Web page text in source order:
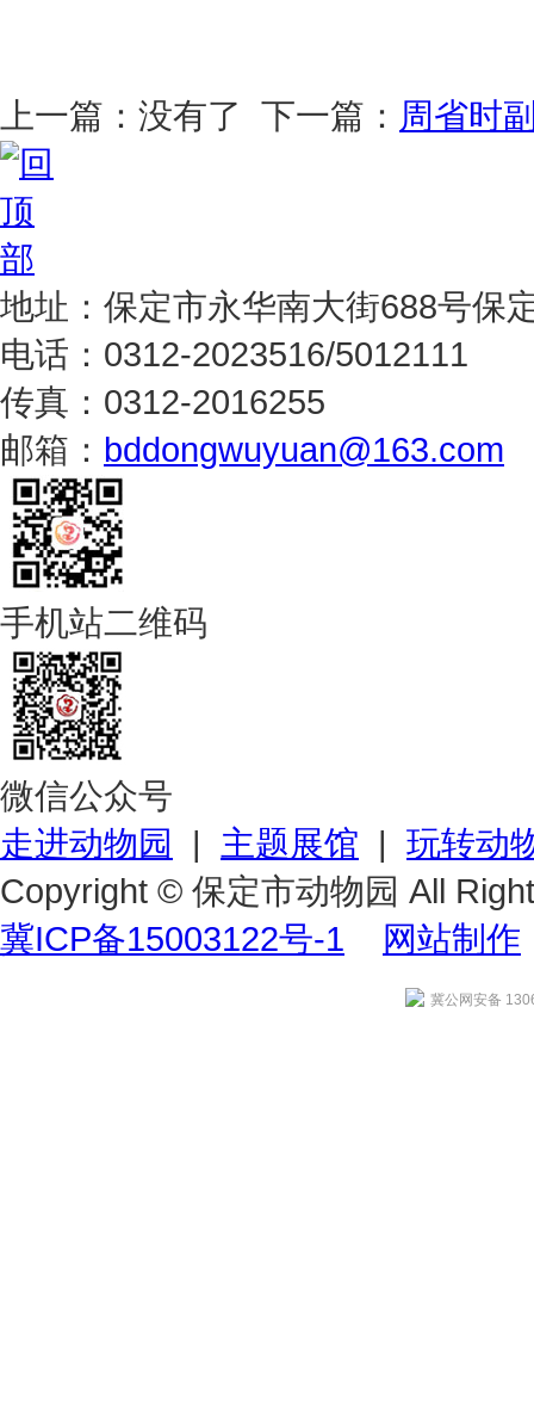
上一篇：没有了 下一篇： 周省时
地址：保定市永华南大街688号保
电话：0312-2023516/5012111
传真：0312-2016255
邮箱： bddongwuyuan@163.com
手机站二维码
微信公众号
走进动物园 | 主题展馆 | 玩转动
Copyright © 保定市动物园 All
冀ICP备15003122号-1
网站制作
冀公网安备